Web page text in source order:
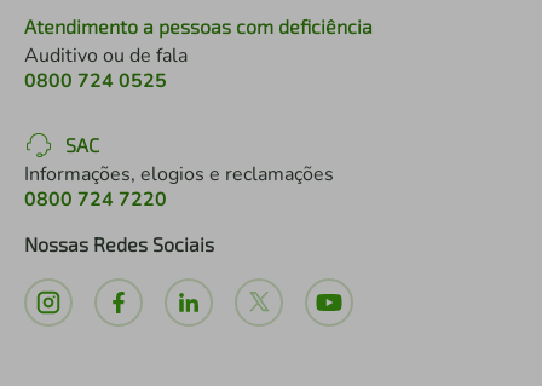
Atendimento a pessoas com deficiência
Auditivo ou de fala
0800 724 0525
SAC
Informações, elogios e reclamações
0800 724 7220
Nossas Redes Sociais